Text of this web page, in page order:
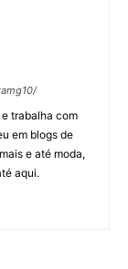
trabalha com
em blogs de
e até moda,
aqui.